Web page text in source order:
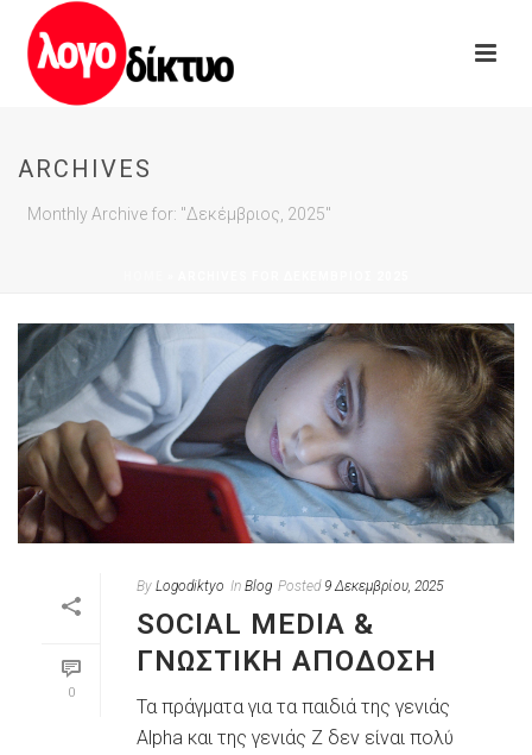
ARCHIVES
Monthly Archive for: "Δεκέμβριος, 2025"
0
By Logodiktyo In Blog Posted 9 Δεκεμβρίου, 2025
SOCIAL MEDIA &
ΓΝΩΣΤΙΚΉ ΑΠΌΔΟΣΗ
Τα πράγματα για τα παιδιά της γενιάς
Αlpha και της γενιάς Ζ δεν είναι πολύ